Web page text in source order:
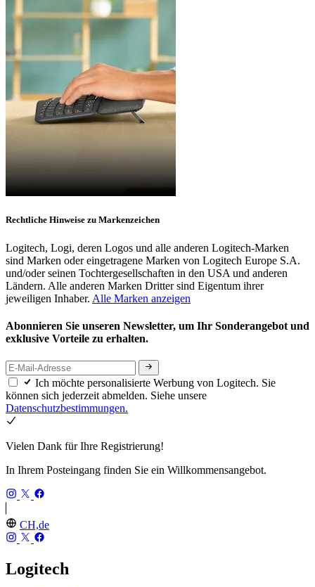
Rechtliche Hinweise zu Markenzeichen
Logitech, Logi, deren Logos und alle anderen Logitech-Marken
sind Marken oder eingetragene Marken von Logitech Europe S.A.
und/oder seinen Tochtergesellschaften in den USA und anderen
Ländern. Alle anderen Marken Dritter sind Eigentum ihrer
jeweiligen Inhaber. Alle Marken anzeigen
Abonnieren Sie unseren Newsletter, um Ihr Sonderangebot und
exklusive Vorteile zu erhalten.
Ich möchte personalisierte Werbung von Logitech. Sie
können sich jederzeit abmelden. Siehe unsere
Datenschutzbestimmungen.
Vielen Dank für Ihre Registrierung!
In Ihrem Posteingang finden Sie ein Willkommensangebot.
CH,de
Logitech